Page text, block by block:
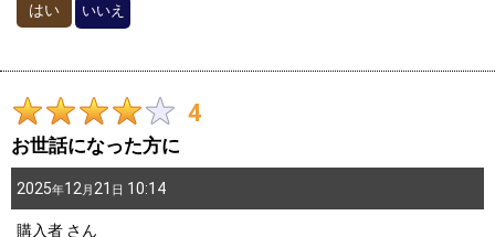
はい
いいえ
4
お世話になった方に
2025年12 月 21 日 10:14
購入者 さん